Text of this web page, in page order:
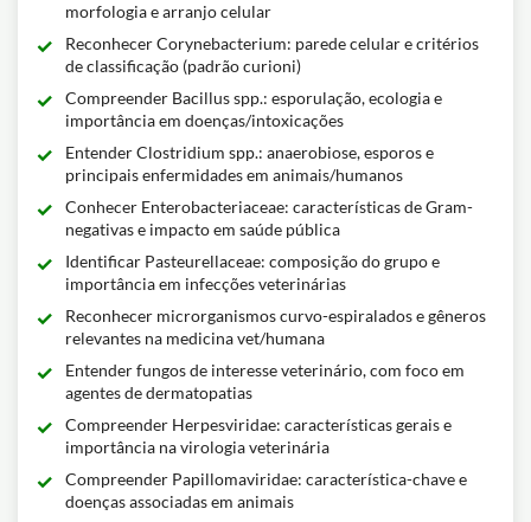
morfologia e arranjo celular
Reconhecer Corynebacterium: parede celular e critérios
de classificação (padrão curioni)
Compreender Bacillus spp.: esporulação, ecologia e
importância em doenças/intoxicações
Entender Clostridium spp.: anaerobiose, esporos e
principais enfermidades em animais/humanos
Conhecer Enterobacteriaceae: características de Gram-
negativas e impacto em saúde pública
Identificar Pasteurellaceae: composição do grupo e
importância em infecções veterinárias
Reconhecer microrganismos curvo-espiralados e gêneros
relevantes na medicina vet/humana
Entender fungos de interesse veterinário, com foco em
agentes de dermatopatias
Compreender Herpesviridae: características gerais e
importância na virologia veterinária
Compreender Papillomaviridae: característica-chave e
doenças associadas em animais